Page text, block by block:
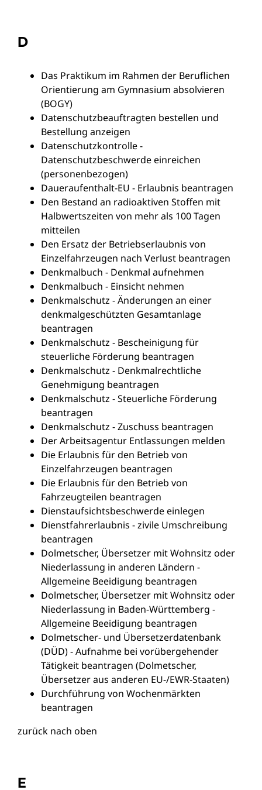
D
Das Praktikum im Rahmen der Beruflichen
Orientierung am Gymnasium absolvieren
(BOGY)
Datenschutzbeauftragten bestellen und
Bestellung anzeigen
Datenschutzkontrolle -
Datenschutzbeschwerde einreichen
(personenbezogen)
Daueraufenthalt-EU - Erlaubnis beantragen
Den Bestand an radioaktiven Stoffen mit
Halbwertszeiten von mehr als 100 Tagen
mitteilen
Den Ersatz der Betriebserlaubnis von
Einzelfahrzeugen nach Verlust beantragen
Denkmalbuch - Denkmal aufnehmen
Denkmalbuch - Einsicht nehmen
Denkmalschutz - Änderungen an einer
denkmalgeschützten Gesamtanlage
beantragen
Denkmalschutz - Bescheinigung für
steuerliche Förderung beantragen
Denkmalschutz - Denkmalrechtliche
Genehmigung beantragen
Denkmalschutz - Steuerliche Förderung
beantragen
Denkmalschutz - Zuschuss beantragen
Der Arbeitsagentur Entlassungen melden
Die Erlaubnis für den Betrieb von
Einzelfahrzeugen beantragen
Die Erlaubnis für den Betrieb von
Fahrzeugteilen beantragen
Dienstaufsichtsbeschwerde einlegen
Dienstfahrerlaubnis - zivile Umschreibung
beantragen
Dolmetscher, Übersetzer mit Wohnsitz oder
Niederlassung in anderen Ländern -
Allgemeine Beeidigung beantragen
Dolmetscher, Übersetzer mit Wohnsitz oder
Niederlassung in Baden-Württemberg -
Allgemeine Beeidigung beantragen
Dolmetscher- und Übersetzerdatenbank
(DÜD) - Aufnahme bei vorübergehender
Tätigkeit beantragen (Dolmetscher,
Übersetzer aus anderen EU-/EWR-Staaten)
Durchführung von Wochenmärkten
beantragen
zurück nach oben
E